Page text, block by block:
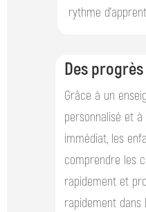
rythme
Des
Grâce à un
personnalisé et
immédiat, les
comprendre les
rapidement et
rapidement